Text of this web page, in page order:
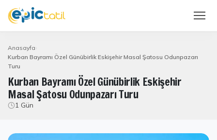
Anasayfa
Kurban Bayramı Özel Günübirlik Eskişehir Masal Şatosu Odunpazarı
Turu
Kurban Bayramı Özel Günübirlik Eskişehir
Masal Şatosu Odunpazarı Turu
1 Gün